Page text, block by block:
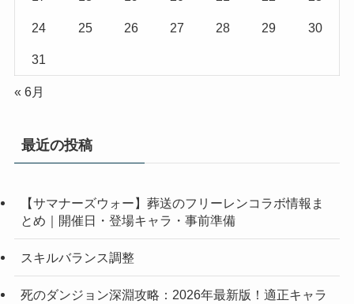
24 25 26 27 28 29 30
31
« 6月
最近の投稿
【サマナーズウォー】葬送のフリーレンコラボ情報ま
とめ｜開催日・登場キャラ・事前準備
スキルバランス調整
死のダンジョン深淵攻略：2026年最新版！適正キャラ